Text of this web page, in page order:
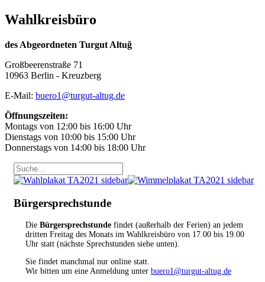
Wahlkreisbüro
des Abgeordneten Turgut Altuğ
Großbeerenstraße 71
10963 Berlin - Kreuzberg
E-Mail: buero1@turgut-altug.de
Öffnungszeiten:
Montags von 12:00 bis 16:00 Uhr
Dienstags von 10:00 bis 15:00 Uhr
Donnerstags von 14:00 bis 18:00 Uhr
Bürgersprechstunde
Die Bürgersprechstunde findet (außerhalb der Ferien) an jedem
dritten Freitag des Monats im Wahlkreisbüro von 17.00 bis 19.00
Uhr statt (nächste Sprechstunden siehe unten).
Sie findet manchmal nur online statt.
Wir bitten um eine Anmeldung unter buero1@turgut-altug.de